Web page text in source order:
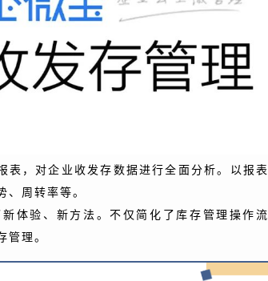
表，对企业收发存数据进行全面分析。以报表
、周转率等。
体验、新方法。不仅简化了库存管理操作流
管理。